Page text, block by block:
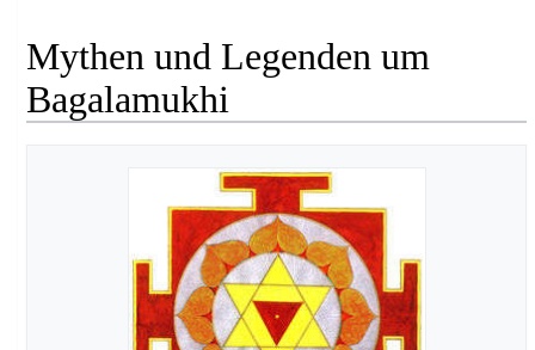
Mythen und Legenden um
Bagalamukhi